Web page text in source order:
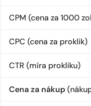
CPM (cena za 1000
CPC (cena za proklik)
CTR (míra prokliku)
Cena za nákup